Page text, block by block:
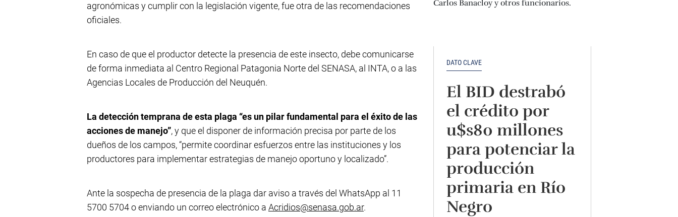
agronómicas y cumplir con la legislación vigente, fue otra de las recomendaciones
oficiales.
En caso de que el productor detecte la presencia de este insecto, debe comunicarse
de forma inmediata al Centro Regional Patagonia Norte del SENASA, al INTA, o a las
Agencias Locales de Producción del Neuquén.
La detección temprana de esta plaga “es un pilar fundamental para el éxito de las
acciones de manejo”, y que el disponer de información precisa por parte de los
dueños de los campos, “permite coordinar esfuerzos entre las instituciones y los
productores para implementar estrategias de manejo oportuno y localizado”.
Ante la sospecha de presencia de la plaga dar aviso a través del WhatsApp al 11
5700 5704 o enviando un correo electrónico a Acridios@senasa.gob.ar.
DATO CLAVE
El BID destrabó
el crédito por
u$s80 millones
para potenciar la
producción
primaria en Río
Negro